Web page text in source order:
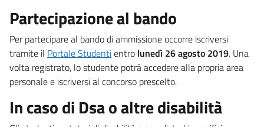
Partecipazione al bando
Per partecipare al bando di ammissione occorre iscriversi
tramite il Portale Studentientro lunedì 26 agosto 2019. Una
volta registrato, lo studente potrà accedere alla propria area
personale e iscriversi al concorso prescelto.
In caso di Dsa o altre disabilità